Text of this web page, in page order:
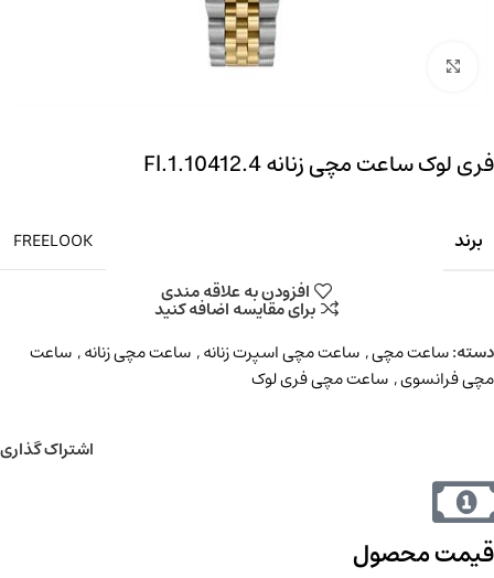
فری لوک ساعت مچی زنانه Fl.1.10412.4
برند
FREELOOK
افزودن به علاقه مندی
برای مقایسه اضافه کنید
دسته:ساعت مچی, ساعت مچی اسپرت زنانه, ساعت مچی زنانه, ساعت
مچی فرانسوی, ساعت مچی فری لوک
اشتراک گذاری
قیمت محصول